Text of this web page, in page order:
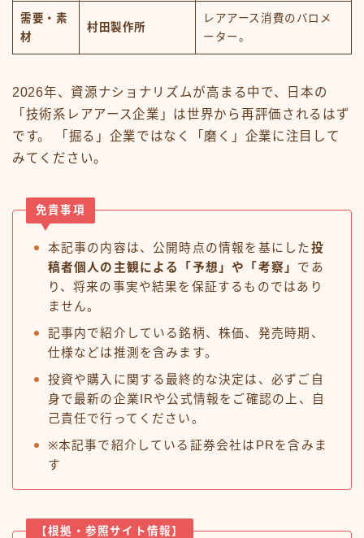
需要・素
材
村田製作所
レアアース消費のバロメ
ーター。
2026年、資源ナショナリズムが高まる中で、日本の
「技術系レアアース企業」は世界から再評価されるはず
です。 「掘る」企業ではなく「磨く」企業に注目して
みてください。
免責事項
本記事の内容は、公開時点の情報を基にした投
稿者個人の主観による「予想」や「考察」 であ
り、将来の事実や結果を保証するものではあり
ません。
記事内で紹介している銘柄、株価、発売時期、
仕様などは推測を含みます。
投資や購入に関する最終的な決定は、必ずご自
身で最新の企業IRや公式情報をご確認の上、自
己責任で行ってください。
※本記事で紹介している証券会社はPRを含みま
す
【根拠・参照サイト情報】